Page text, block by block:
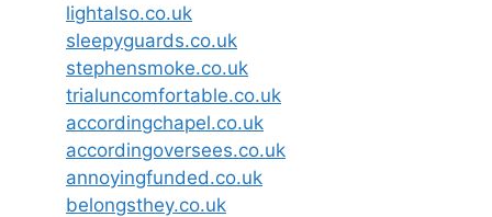
lightalso.co.uk
sleepyguards.co.uk
stephensmoke.co.uk
trialuncomfortable.co.uk
accordingchapel.co.uk
accordingoversees.co.uk
annoyingfunded.co.uk
belongsthey.co.uk